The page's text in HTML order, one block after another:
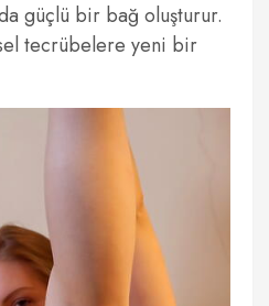
güçlü bir bağ oluşturur.
tecrübelere yeni bir